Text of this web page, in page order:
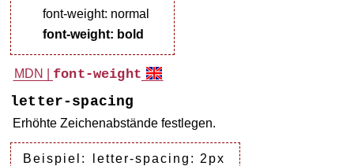
font-weight: normal
font-weight: bold
MDN | font-weight
letter-spacing
Erhöhte Zeichenabstände festlegen.
Beispiel: letter-spacing: 2px